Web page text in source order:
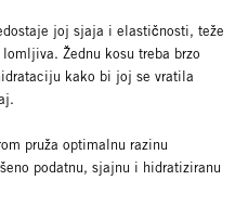
joj sjaja i elastičnosti, teže
Žednu kosu treba brzo
kako bi joj se vratila
pruža optimalnu razinu
podatnu, sjajnu i hidratiziranu